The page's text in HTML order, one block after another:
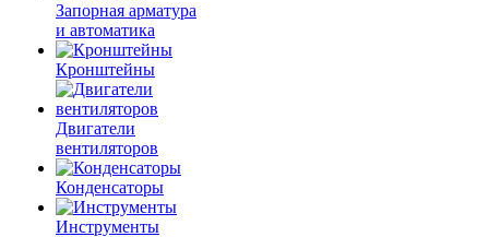
Запорная арматура
и автоматика
Кронштейны
Двигатели
вентиляторов
Конденсаторы
Инструменты